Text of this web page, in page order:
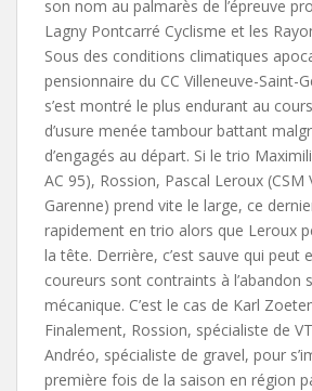
son nom au palmarès de l’épreuve
Lagny Pontcarré Cyclisme et les
Sous des conditions climatiques
pensionnaire du CC Villeneuve-Saint-
s’est montré le plus endurant au
d’usure menée tambour battant
d’engagés au départ. Si le trio
AC 95), Rossion, Pascal Leroux (CSM
Garenne) prend vite le large, ce
rapidement en trio alors que Leroux
la tête. Derrière, c’est sauve qui peut
coureurs sont contraints à l’abandon
mécanique. C’est le cas de Karl
Finalement, Rossion, spécialiste de
Andréo, spécialiste de gravel, pour
première fois de la saison en région